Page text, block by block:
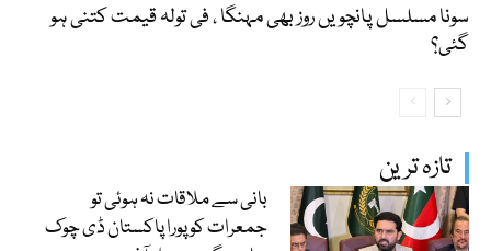
تازہ ترین
بانی سے ملاقات نہ ہوئی تو
جمعرات کو پورا پاکستان ڈی چوک
سونا مسلسل پانچویں روز بھی مہنگا ، فی تولہ قیمت کتنی ہو
گئی؟